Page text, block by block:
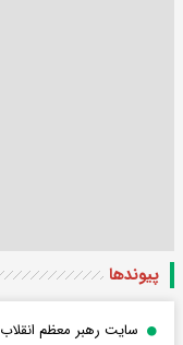
پیوندها
سایت رهبر معظم انقلاب